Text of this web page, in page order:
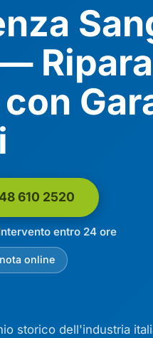
610 2520
entro 24 ore
online
storico dell'industria